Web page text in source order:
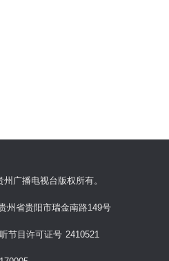
广播电视台版权所有。
省贵阳市瑞金南路149号
节目许可证号 2410521